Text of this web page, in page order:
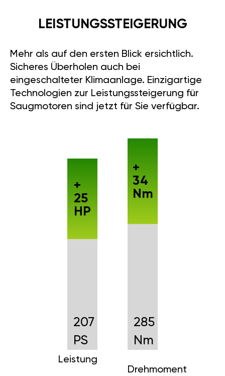
LEISTUNGSSTEIGERUNG
Mehr als auf den ersten Blick ersichtlich.
Sicheres Überholen auch bei
eingeschalteter Klimaanlage. Einzigartige
Technologien zur Leistungssteigerung für
Saugmotoren sind jetzt für Sie verfügbar.
207
PS
Leistung
+
25
HP
285
Nm
Drehmoment
+
34
Nm